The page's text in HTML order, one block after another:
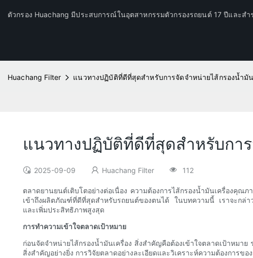
ตัวกรอง Huachang มีประสบการณ์ในอุตสาหกรรมตัวกรองรถยนต์ 17 ปีและสำ
Huachang Filter แนวทางปฏิบัติที่ดีที่สุดสำหรับการจัดจำหน่ายไส้กรองน้ำมั
แนวทางปฏิบัติที่ดีที่สุดสำหรับกา
2025-09-09 Huachang Filter 112
ตลาดยานยนต์เติบโตอย่างต่อเนื่อง ความต้องการไส้กรองน้ำมันเครื่องคุณภ
เข้าถึงผลิตภัณฑ์ที่ดีที่สุดสำหรับรถยนต์ของตนได้ ในบทความนี้ เราจะกล่า
และเพิ่มประสิทธิภาพสูงสุด
การทำความเข้าใจตลาดเป้าหมาย
ก่อนจัดจำหน่ายไส้กรองน้ำมันเครื่อง สิ่งสำคัญคือต้องเข้าใจตลาดเป้าหมา
สิ่งสำคัญอย่างยิ่ง การวิจัยตลาดอย่างละเอียดและวิเคราะห์ความต้องการ